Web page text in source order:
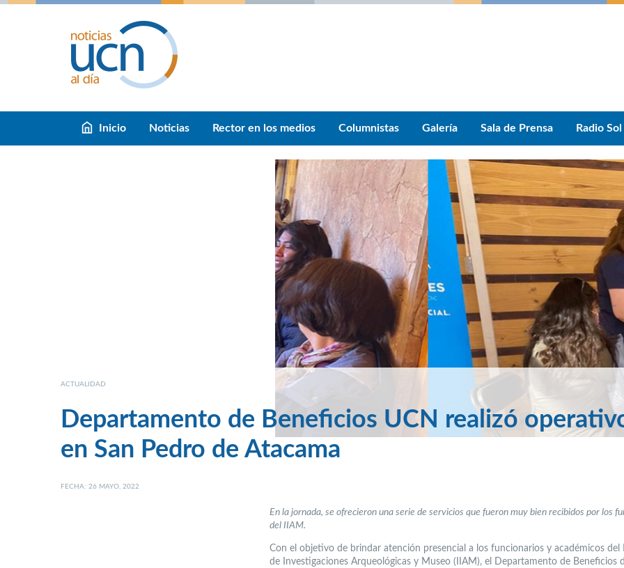
Inicio Noticias Rector en los medios Columnistas Galería Sala de Prensa Radio Sol
ACTUALIDAD
Departamento de Beneficios UCN realizó
en San Pedro de Atacama
FECHA: 26 MAYO, 2022
En la jornada, se ofrecieron una serie de servicios que fueron muy bien recibidos por los
del IIAM.
Con el objetivo de brindar atención presencial a los funcionarios y académicos
de Investigaciones Arqueológicas y Museo (IIAM), el Departamento de Beneficios